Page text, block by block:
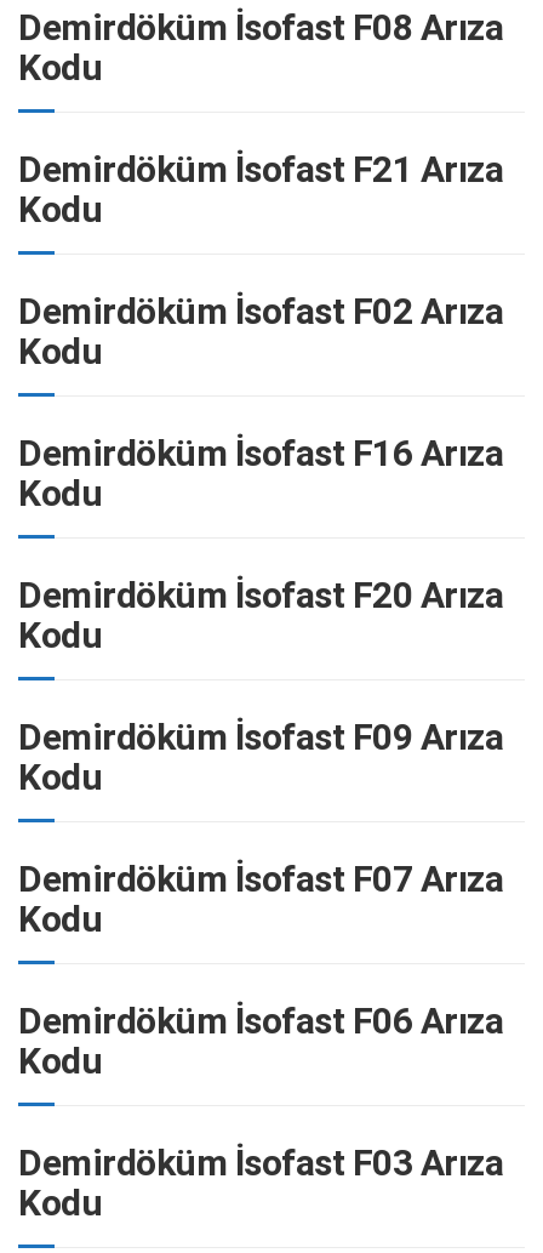
Demirdöküm İsofast F08 Arıza
Kodu
Demirdöküm İsofast F21 Arıza
Kodu
Demirdöküm İsofast F02 Arıza
Kodu
Demirdöküm İsofast F16 Arıza
Kodu
Demirdöküm İsofast F20 Arıza
Kodu
Demirdöküm İsofast F09 Arıza
Kodu
Demirdöküm İsofast F07 Arıza
Kodu
Demirdöküm İsofast F06 Arıza
Kodu
Demirdöküm İsofast F03 Arıza
Kodu